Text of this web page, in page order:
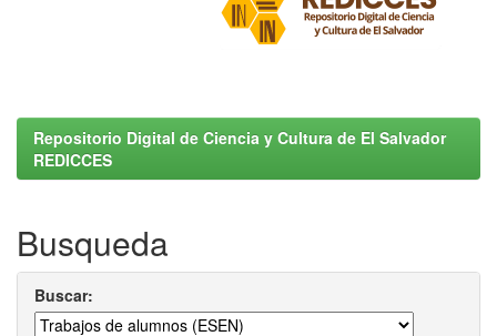
Repositorio Digital de Ciencia y Cultura de El Salvador
REDICCES
Busqueda
Buscar: